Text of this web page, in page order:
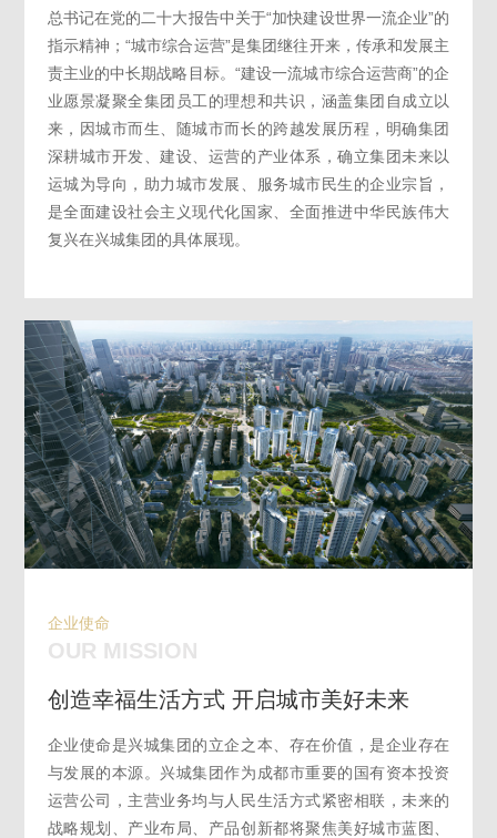
总书记在党的二十大报告中关于“加快建设世界一流企业”的
指示精神；“城市综合运营”是集团继往开来，传承和发展主
责主业的中长期战略目标。“建设一流城市综合运营商”的企
业愿景凝聚全集团员工的理想和共识，涵盖集团自成立以
来，因城市而生、随城市而长的跨越发展历程，明确集团
深耕城市开发、建设、运营的产业体系，确立集团未来以
运城为导向，助力城市发展、服务城市民生的企业宗旨，
是全面建设社会主义现代化国家、全面推进中华民族伟大
复兴在兴城集团的具体展现。
企业使命
OUR MISSION
创造幸福生活方式 开启城市美好未来
企业使命是兴城集团的立企之本、存在价值，是企业存在
与发展的本源。兴城集团作为成都市重要的国有资本投资
运营公司，主营业务均与人民生活方式紧密相联，未来的
战略规划、产业布局、产品创新都将聚焦美好城市蓝图、